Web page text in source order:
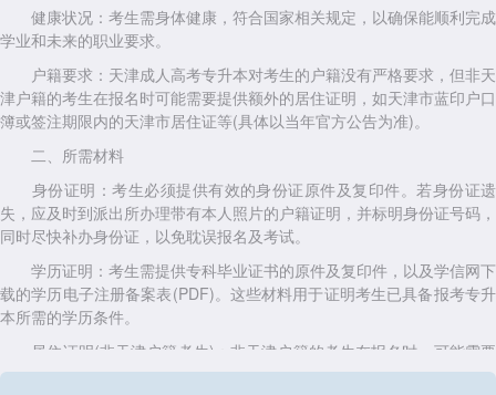
健康状况：考生需身体健康，符合国家相关规定，以确保能顺利完成
学业和未来的职业要求。
户籍要求：天津成人高考专升本对考生的户籍没有严格要求，但非天
津户籍的考生在报名时可能需要提供额外的居住证明，如天津市蓝印户口
簿或签注期限内的天津市居住证等(具体以当年官方公告为准)。
二、所需材料
身份证明：考生必须提供有效的身份证原件及复印件。若身份证遗
失，应及时到派出所办理带有本人照片的户籍证明，并标明身份证号码，
同时尽快补办身份证，以免耽误报名及考试。
学历证明：考生需提供专科毕业证书的原件及复印件，以及学信网下
载的学历电子注册备案表(PDF)。这些材料用于证明考生已具备报考专升
本所需的学历条件。
居住证明(非天津户籍考生)：非天津户籍的考生在报名时，可能需要
提供天津市蓝印户口簿或签注期限内的天津市居住证原件及复印件，以确